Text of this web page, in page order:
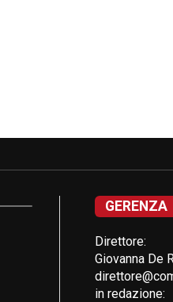
GERENZA
Direttore:
Giovanna De
in redazione: